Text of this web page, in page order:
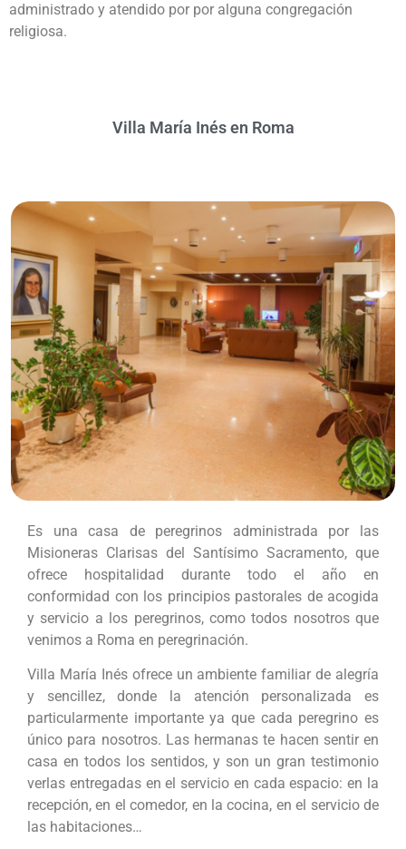
administrado y atendido por por alguna congregación
religiosa.
Villa María Inés en Roma
Es una casa de peregrinos administrada por las
Misioneras Clarisas del Santísimo Sacramento, que
ofrece hospitalidad durante todo el año en
conformidad con los principios pastorales de acogida
y servicio a los peregrinos, como todos nosotros que
venimos a Roma en peregrinación.
Villa María Inés ofrece un ambiente familiar de alegría
y sencillez, donde la atención personalizada es
particularmente importante ya que cada peregrino es
único para nosotros. Las hermanas te hacen sentir en
casa en todos los sentidos, y son un gran testimonio
verlas entregadas en el servicio en cada espacio: en la
recepción, en el comedor, en la cocina, en el servicio de
las habitaciones…